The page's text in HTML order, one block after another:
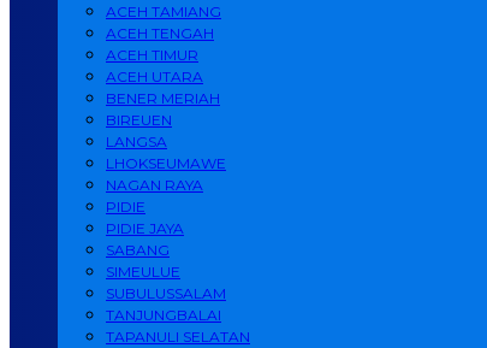
ACEH TAMIANG
ACEH TENGAH
ACEH TIMUR
ACEH UTARA
BENER MERIAH
BIREUEN
LANGSA
LHOKSEUMAWE
NAGAN RAYA
PIDIE
PIDIE JAYA
SABANG
SIMEULUE
SUBULUSSALAM
TANJUNGBALAI
TAPANULI SELATAN